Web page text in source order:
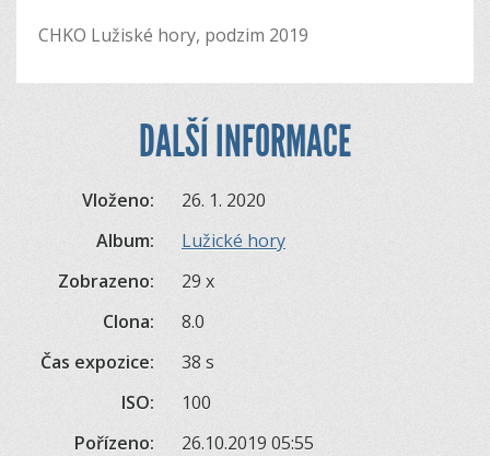
CHKO Lužiské hory, podzim 2019
DALŠÍ INFORMACE
Vloženo:
26. 1. 2020
Album:
Lužické hory
Zobrazeno:
29 x
Clona:
8.0
Čas expozice:
38 s
ISO:
100
Pořízeno:
26.10.2019 05:55